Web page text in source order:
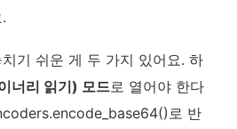
기 쉬운 게 두 가지 있어요. 하
너리 읽기) 모드로 열어야 한다
로 반